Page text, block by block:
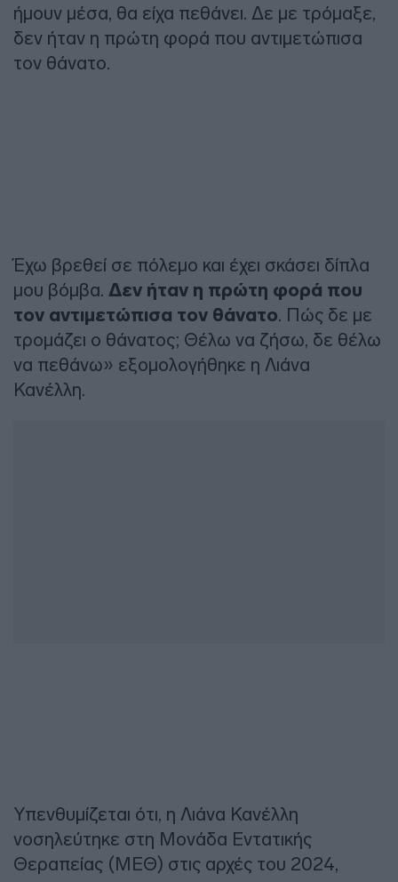
ήμουν μέσα, θα είχα πεθάνει. Δε με τρόμαξε,
δεν ήταν η πρώτη φορά που αντιμετώπισα
τον θάνατο.
Έχω βρεθεί σε πόλεμο και έχει σκάσει δίπλα
μου βόμβα. Δεν ήταν η πρώτη φορά που
τον αντιμετώπισα τον θάνατο. Πώς δε με
τρομάζει ο θάνατος; Θέλω να ζήσω, δε θέλω
να πεθάνω» εξομολογήθηκε η Λιάνα
Κανέλλη.
Υπενθυμίζεται ότι, η Λιάνα Κανέλλη
νοσηλεύτηκε στη Μονάδα Εντατικής
Θεραπείας (ΜΕΘ) στις αρχές του 2024,